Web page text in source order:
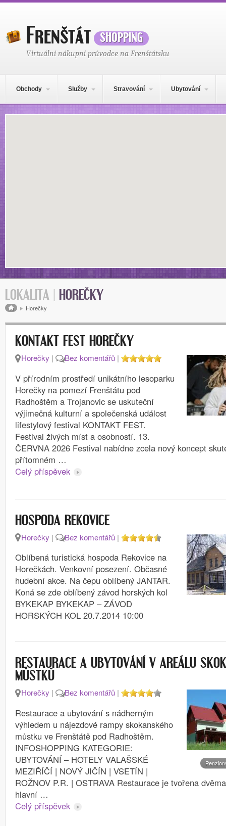
Frenštátshopping
Virtuální nákupní průvodce na Frenštátsku
Obchody Služby Stravování Ubytování
Mapa obsahu
LOKALITA | HOREČKY
Drobečková navigace
Horečky
KONTAKT FEST HOREČKY
Horečky | Bez komentářů |
V přírodním prostředí unikátního lesoparku
Horečky na pomezí Frenštátu pod
Radhoštěm a Trojanovic se uskuteční
výjimečná kulturní a společenská událost
lifestylový festival KONTAKT FEST.
Festival živých míst a osobností. 13.
ČERVNA 2026 Festival nabídne zcela nový koncept
přítomném …
Celý příspěvek
HOSPODA REKOVICE
Horečky | Bez komentářů |
Oblíbená turistická hospoda Rekovice na
Horečkách. Venkovní posezení. Občasné
hudební akce. Na čepu oblíbený JANTAR.
Koná se zde oblíbený závod horských kol
BYKEKAP BYKEKAP – ZÁVOD
HORSKÝCH KOL 20.7.2014 10:00
RESTAURACE A UBYTOVÁNÍ V AREÁLU
MŮSTKŮ
Horečky | Bez komentářů |
Restaurace a ubytování s nádherným
výhledem u nájezdové rampy skokanského
můstku ve Frenštátě pod Radhoštěm.
INFOSHOPPING KATEGORIE:
UBYTOVÁNÍ – HOTELY VALAŠSKÉ
MEZIŘÍČÍ | NOVÝ JIČÍN | VSETÍN |
ROŽNOV P.R. | OSTRAVA Restaurace je tvořena
hlavní …
Celý příspěvek